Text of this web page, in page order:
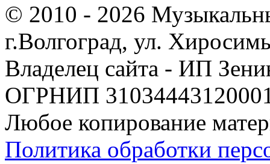
© 2010 - 2026
г.Волгоград, ул.
Владелец сайта - ИП
ОГРНИП
Любое копирование
Политика обработки